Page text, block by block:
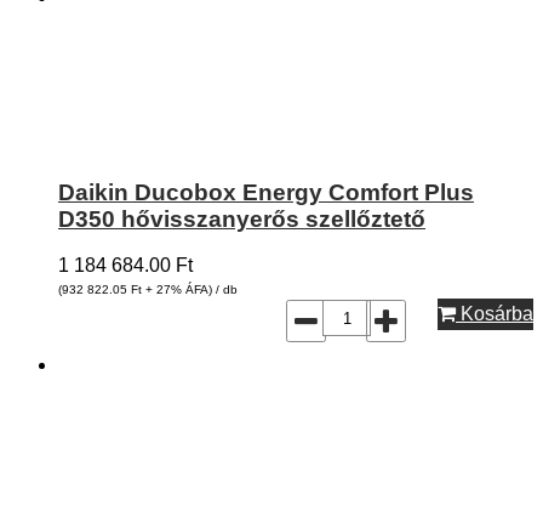
Daikin Ducobox Energy Comfort Plus
D350 hővisszanyerős szellőztető
1 184 684.00 Ft
(932 822.05 Ft + 27% ÁFA) / db
Kosárba